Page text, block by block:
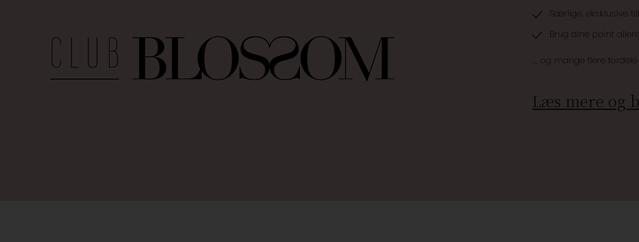
Særlige, eksklusive
Brug dine point
.... og mange flere fordele
Læs mere og